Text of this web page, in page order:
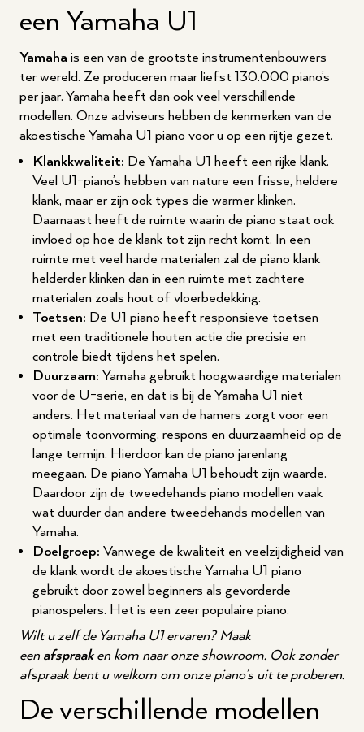
een Yamaha U1
Yamaha is een van de grootste instrumentenbouwers
ter wereld. Ze produceren maar liefst 130.000 piano’s
per jaar. Yamaha heeft dan ook veel verschillende
modellen. Onze adviseurs hebben de kenmerken van de
akoestische Yamaha U1 piano voor u op een rijtje gezet.
Klankkwaliteit: De Yamaha U1 heeft een rijke klank.
Veel U1-piano’s hebben van nature een frisse, heldere
klank, maar er zijn ook types die warmer klinken.
Daarnaast heeft de ruimte waarin de piano staat ook
invloed op hoe de klank tot zijn recht komt. In een
ruimte met veel harde materialen zal de piano klank
helderder klinken dan in een ruimte met zachtere
materialen zoals hout of vloerbedekking.
Toetsen: De U1 piano heeft responsieve toetsen
met een traditionele houten actie die precisie en
controle biedt tijdens het spelen.
Duurzaam: Yamaha gebruikt hoogwaardige materialen
voor de U-serie, en dat is bij de Yamaha U1 niet
anders. Het materiaal van de hamers zorgt voor een
optimale toonvorming, respons en duurzaamheid op de
lange termijn. Hierdoor kan de piano jarenlang
meegaan. De piano Yamaha U1 behoudt zijn waarde.
Daardoor zijn de tweedehands piano modellen vaak
wat duurder dan andere tweedehands modellen van
Yamaha.
Doelgroep: Vanwege de kwaliteit en veelzijdigheid van
de klank wordt de akoestische Yamaha U1 piano
gebruikt door zowel beginners als gevorderde
pianospelers. Het is een zeer populaire piano.
Wilt u zelf de Yamaha U1 ervaren? Maak
een afspraaken kom naar onze showroom. Ook zonder
afspraak bent u welkom om onze piano’s uit te proberen.
De verschillende modellen